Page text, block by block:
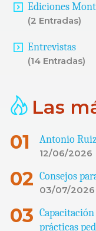
Ediciones
(2 Entradas)
Entrevistas
(14 Entradas)
Las
Antonio
12/06/2026
Consejos
03/07/2026
prácticas